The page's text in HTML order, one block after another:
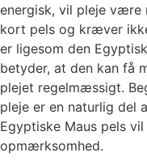
energisk, vil pleje være
kort pels og kræver
er ligesom den
betyder, at den kan få
plejet regelmæssigt.
pleje er en naturlig del
Egyptiske Maus pels
opmærksomhed.